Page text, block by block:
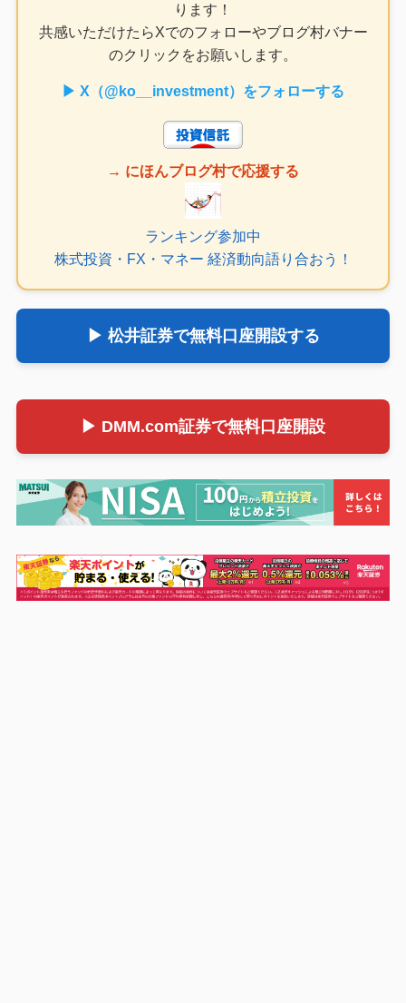
ります！
共感いただけたらXでのフォローやブログ村バナー
のクリックをお願いします。
▶ X（@ko__investment）をフォローする
→ にほんブログ村で応援する
ランキング参加中
株式投資・FX・マネー 経済動向語り合おう！
▶ 松井証券で無料口座開設する
▶ DMM.com証券で無料口座開設